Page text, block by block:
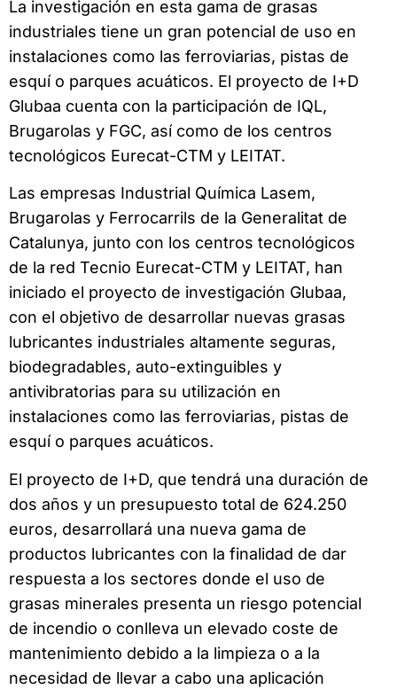
La investigación en esta gama de grasas
industriales tiene un gran potencial de uso en
instalaciones como las ferroviarias, pistas de
esquí o parques acuáticos. El proyecto de I+D
Glubaa cuenta con la participación de IQL,
Brugarolas y FGC, así como de los centros
tecnológicos Eurecat-CTM y LEITAT.
Las empresas Industrial Química Lasem,
Brugarolas y Ferrocarrils de la Generalitat de
Catalunya, junto con los centros tecnológicos
de la red Tecnio Eurecat-CTM y LEITAT, han
iniciado el proyecto de investigación Glubaa,
con el objetivo de desarrollar nuevas grasas
lubricantes industriales altamente seguras,
biodegradables, auto-extinguibles y
antivibratorias para su utilización en
instalaciones como las ferroviarias, pistas de
esquí o parques acuáticos.
El proyecto de I+D, que tendrá una duración de
dos años y un presupuesto total de 624.250
euros, desarrollará una nueva gama de
productos lubricantes con la finalidad de dar
respuesta a los sectores donde el uso de
grasas minerales presenta un riesgo potencial
de incendio o conlleva un elevado coste de
mantenimiento debido a la limpieza o a la
necesidad de llevar a cabo una aplicación